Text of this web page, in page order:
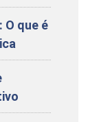
O que é